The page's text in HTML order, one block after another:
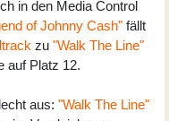
in den Media Control
of Johnny Cash" fällt
zu "Walk The Line"
auf Platz 12.
aus: "Walk The Line"